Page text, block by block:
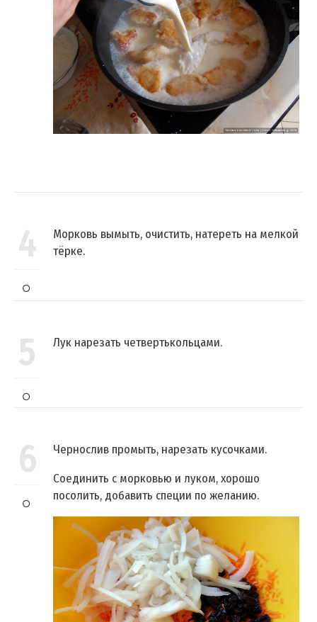
4
Морковь вымыть, очистить, натереть на мелкой
тёрке.
5 Лук нарезать четвертькольцами.
6
Чернослив промыть, нарезать кусочками.
Соединить с морковью и луком, хорошо
посолить, добавить специи по желанию.